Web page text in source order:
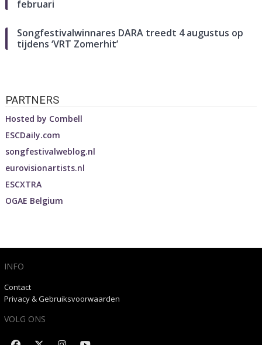
februari
Songfestivalwinnares DARA treedt 4 augustus op
tijdens ‘VRT Zomerhit’
PARTNERS
Hosted by Combell
ESCDaily.com
songfestivalweblog.nl
eurovisionartists.nl
ESCXTRA
OGAE Belgium
INFO
Contact
Privacy & Gebruiksvoorwaarden
VOLG ONS